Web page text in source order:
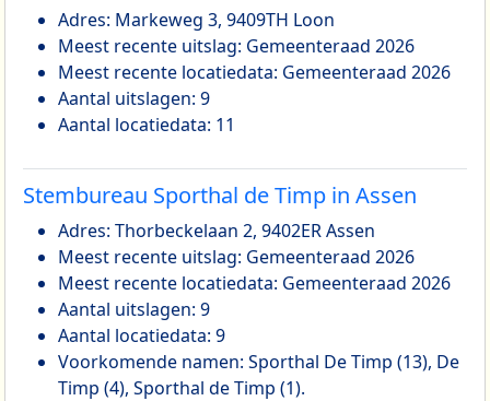
Adres: Markeweg 3, 9409TH Loon
Meest recente uitslag: Gemeenteraad 2026
Meest recente locatiedata: Gemeenteraad 2026
Aantal uitslagen: 9
Aantal locatiedata: 11
Stembureau Sporthal de Timp in Assen
Adres: Thorbeckelaan 2, 9402ER Assen
Meest recente uitslag: Gemeenteraad 2026
Meest recente locatiedata: Gemeenteraad 2026
Aantal uitslagen: 9
Aantal locatiedata: 9
Voorkomende namen: Sporthal De Timp (13), De
Timp (4), Sporthal de Timp (1).